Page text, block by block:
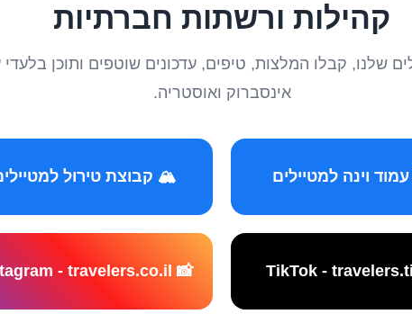
קהילות ורשתות חברתיות
שלנו, קבלו המלצות, טיפים, עדכונים שוטפים ותוכן בלעדי
אינסברוק ואוסטריה.
🏔️ קבוצת טירול
📸 Instagram - travelers.co.il